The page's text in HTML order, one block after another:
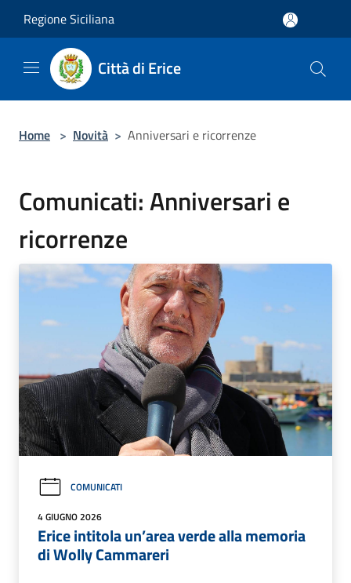
Regione Siciliana
Città di Erice
Home > Novità > Anniversari e ricorrenze
Comunicati: Anniversari e
ricorrenze
COMUNICATI
4 GIUGNO 2026
Erice intitola un’area verde alla memoria
di Wolly Cammareri